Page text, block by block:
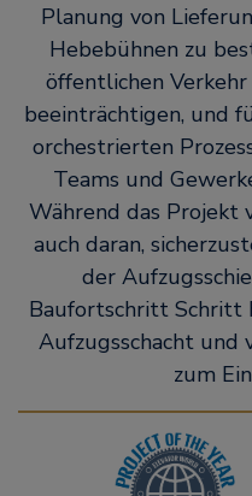
Planung von
Hebebühnen zu
öffentlichen
beeinträchtigen, und
orchestrierten
Teams und
Während das Projekt
auch daran,
der
Baufortschritt Schritt
Aufzugsschacht
zum